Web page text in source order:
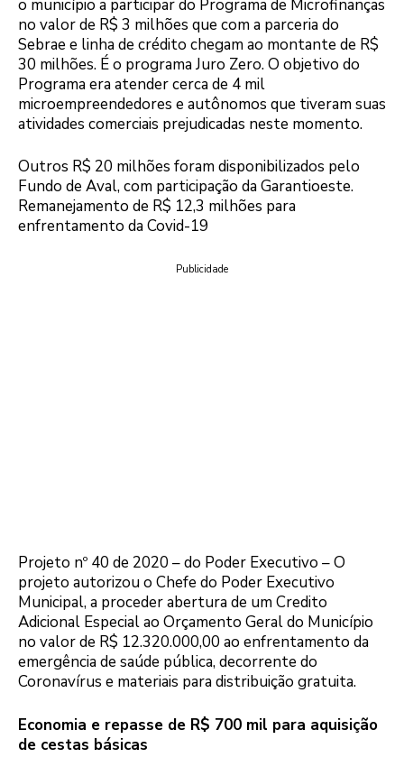
o município a participar do Programa de Microfinanças
no valor de R$ 3 milhões que com a parceria do
Sebrae e linha de crédito chegam ao montante de R$
30 milhões. É o programa Juro Zero. O objetivo do
Programa era atender cerca de 4 mil
microempreendedores e autônomos que tiveram suas
atividades comerciais prejudicadas neste momento.
Outros R$ 20 milhões foram disponibilizados pelo
Fundo de Aval, com participação da Garantioeste.
Remanejamento de R$ 12,3 milhões para
enfrentamento da Covid-19
Publicidade
Projeto nº 40 de 2020 – do Poder Executivo – O
projeto autorizou o Chefe do Poder Executivo
Municipal, a proceder abertura de um Credito
Adicional Especial ao Orçamento Geral do Município
no valor de R$ 12.320.000,00 ao enfrentamento da
emergência de saúde pública, decorrente do
Coronavírus e materiais para distribuição gratuita.
Economia e repasse de R$ 700 mil para aquisição
de cestas básicas